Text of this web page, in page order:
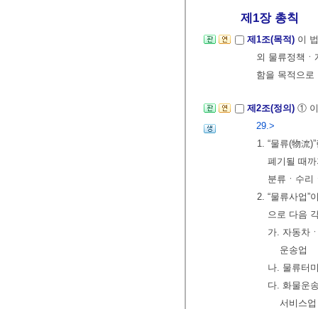
제1장 총칙
제1조(목적) 이
외 물류정책
함을 목적으로
제2조(정의) ① 이
29.>
1. “물류(物流
폐기될 때
분류ㆍ수리
2. “물류사업”
으로 다음
가. 자동차
운송업
나. 물류터
다. 화물운
서비스업